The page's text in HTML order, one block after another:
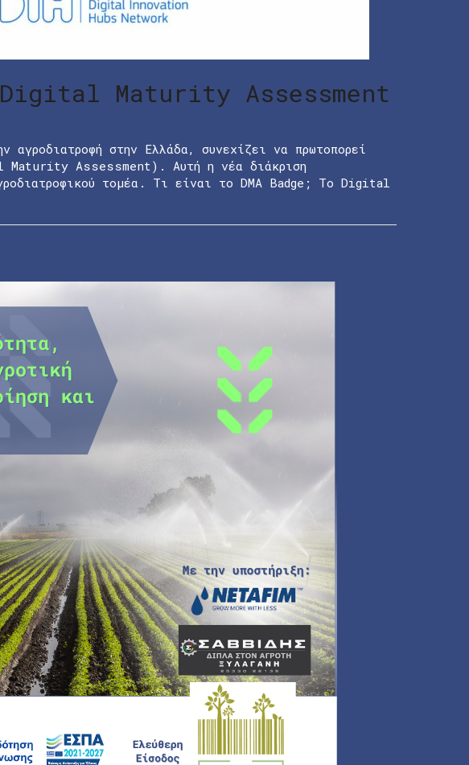
Maturity Assessment
στην Ελλάδα, συνεχίζει να πρωτοπορεί
Maturity Assessment). Αυτή η νέα διάκριση
τομέα. Τι είναι το DMA Badge; Το Digital